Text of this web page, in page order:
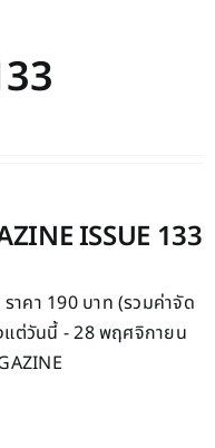
ISSUE 133
าคา 190 บาท (รวมค่าจัด
แต่วันนี้ - 28 พฤศจิกายน